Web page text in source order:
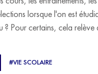
lorsque l'on est
? Pour certains, cela relève
d'Europe de
ses études avant de
#VIE SCOLAIRE